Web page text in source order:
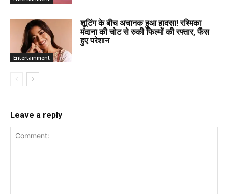
Entertainment
शूटिंग के बीच अचानक हुआ हादसा! रश्मिका
मंदाना की चोट से रुकी फिल्मों की रफ्तार, फैंस
हुए परेशान
Leave a reply